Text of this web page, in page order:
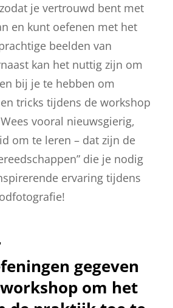
je vertrouwd bent met
en kunt oefenen met het
beelden van
kan het nuttig zijn om
bij je te hebben om
tricks tijdens de workshop
vooral nieuwsgierig,
om te leren – dat zijn de
die je nodig
ervaring tijdens
gegeven
om het